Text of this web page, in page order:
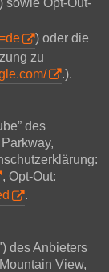
) oder die
zu
.).
des
, Opt-Out:
.
des Anbieters
View,